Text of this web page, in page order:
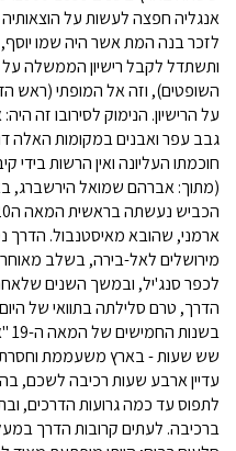
אנגליה חפצה לעשות על
לזכר בנה המת אשר היה שמו
ותשתדל לקבל רישיון הממשלה
השופטים), וזה אל המופתי (ראש
על הרישיון. הנימוק לסירובו זה
גבב עפר ואבנים במקומות האלה
חוכמתו העליונה ואין הרשות בידי
ארמני, שהובא מאיסטנבול.
לכפר סנג'יל, ובמשך השנים
הדרך, טרם סלילתה בתוואי של
שש שעות - בארץ משעממת וחסרת
עדיין ארבע שעות רכיבה לשכם,
לתפוס עד כמה גרועות הדרכים,
ברכיבה. לעתים קרובות הדרך